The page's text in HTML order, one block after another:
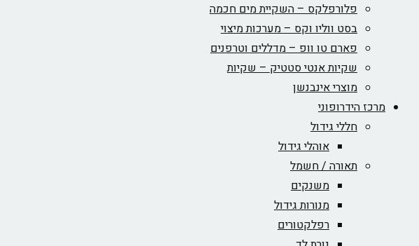
פלורפלקס – השקיית מים חכמה
בסט ווליו וקס – מערכות מיצוי
פארם טו וופ – מדללים וטרפנים
שקיות אנטי סטטיק – שקיות
מוצרי אינבנשן
מרכז הידרופוני
חללי גידול
אוהלי גידול
תאורה / חשמל
משנקים
מנורות גידול
רפלקטורים